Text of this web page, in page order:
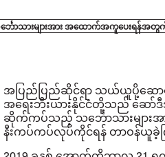
ဘောသားများအား အထောက်အကူပေးရန်
အပြည်ပြည်ဆိုင်ရာ သယ်ယူပို့ဆောင်
အရေးဘီးယားနိုင်ငံတို့သည် ဆော်ဒီ
ဆိုက်ကပ်သည့် သင်္ဘောသားမျာ
နီးကပ်ကပ်လုပ်ကိုင်ရန် တာဝန်ယူ